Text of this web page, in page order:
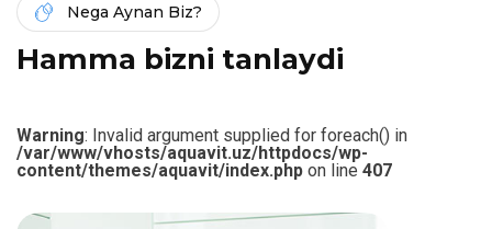
Nega Aynan Biz?
Hamma bizni tanlaydi
Warning: Invalid argument supplied for foreach() in
/var/www/vhosts/aquavit.uz/httpdocs/wp-
content/themes/aquavit/index.php on line 407